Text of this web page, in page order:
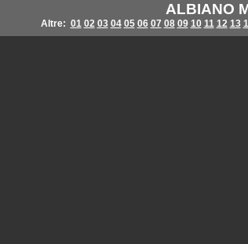
ALBIANO
Altre: 01 02 03 04 05 06 07 08 09 10 11 12 13